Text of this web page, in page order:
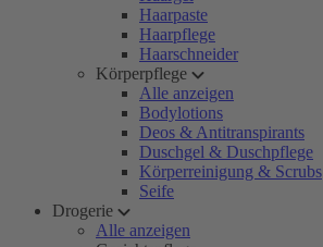
Haarpaste
Haarpflege
Haarschneider
Körperpflege
Alle anzeigen
Bodylotions
Deos & Antitranspirants
Duschgel & Duschpflege
Körperreinigung & Scrubs
Seife
Drogerie
Alle anzeigen